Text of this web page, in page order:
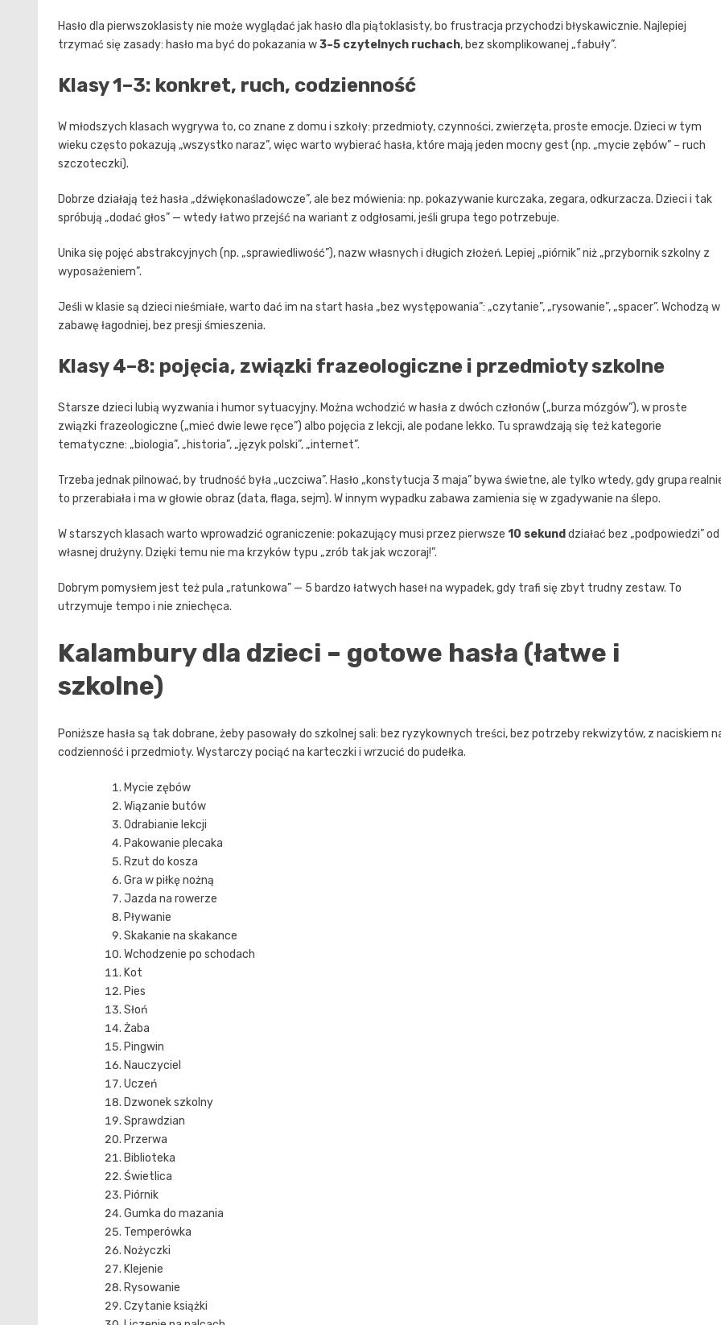
Hasło dla pierwszoklasisty nie może wyglądać jak hasło dla piątoklasisty, bo frustracja przychodzi błyskawicznie. Najlepiej
trzymać się zasady: hasło ma być do pokazania w3–5 czytelnych ruchach, bez skomplikowanej „fabuły”.
Klasy 1–3: konkret, ruch, codzienność
W młodszych klasach wygrywa to, co znane z domu i szkoły: przedmioty, czynności, zwierzęta, proste emocje. Dzieci w tym
wieku często pokazują „wszystko naraz”, więc warto wybierać hasła, które mają jeden mocny gest (np. „mycie zębów” – ruch
szczoteczki).
Dobrze działają też hasła „dźwiękonaśladowcze”, ale bez mówienia: np. pokazywanie kurczaka, zegara, odkurzacza. Dzieci i tak
spróbują „dodać głos” — wtedy łatwo przejść na wariant z odgłosami, jeśli grupa tego potrzebuje.
Unika się pojęć abstrakcyjnych (np. „sprawiedliwość”), nazw własnych i długich złożeń. Lepiej „piórnik” niż „przybornik szkolny z
wyposażeniem”.
Jeśli w klasie są dzieci nieśmiałe, warto dać im na start hasła „bez występowania”: „czytanie”, „rysowanie”, „spacer”. Wchodzą w
zabawę łagodniej, bez presji śmieszenia.
Klasy 4–8: pojęcia, związki frazeologiczne i przedmioty szkolne
Starsze dzieci lubią wyzwania i humor sytuacyjny. Można wchodzić w hasła z dwóch członów („burza mózgów”), w proste
związki frazeologiczne („mieć dwie lewe ręce”) albo pojęcia z lekcji, ale podane lekko. Tu sprawdzają się też kategorie
tematyczne: „biologia”, „historia”, „język polski”, „internet”.
Trzeba jednak pilnować, by trudność była „uczciwa”. Hasło „konstytucja 3 maja” bywa świetne, ale tylko wtedy, gdy grupa
to przerabiała i ma w głowie obraz (data, flaga, sejm). W innym wypadku zabawa zamienia się w zgadywanie na ślepo.
W starszych klasach warto wprowadzić ograniczenie: pokazujący musi przez pierwsze 10 sekund działać bez „podpowiedzi” od
własnej drużyny. Dzięki temu nie ma krzyków typu „zrób tak jak wczoraj!”.
Dobrym pomysłem jest też pula „ratunkowa” — 5 bardzo łatwych haseł na wypadek, gdy trafi się zbyt trudny zestaw. To
utrzymuje tempo i nie zniechęca.
Kalambury dla dzieci – gotowe hasła (łatwe i
szkolne)
Poniższe hasła są tak dobrane, żeby pasowały do szkolnej sali: bez ryzykownych treści, bez potrzeby rekwizytów, z naciskiem
codzienność i przedmioty. Wystarczy pociąć na karteczki i wrzucić do pudełka.
Mycie zębów
Wiązanie butów
Odrabianie lekcji
Pakowanie plecaka
Rzut do kosza
Gra w piłkę nożną
Jazda na rowerze
Pływanie
Skakanie na skakance
Wchodzenie po schodach
Kot
Pies
Słoń
Żaba
Pingwin
Nauczyciel
Uczeń
Dzwonek szkolny
Sprawdzian
Przerwa
Biblioteka
Świetlica
Piórnik
Gumka do mazania
Temperówka
Nożyczki
Klejenie
Rysowanie
Czytanie książki